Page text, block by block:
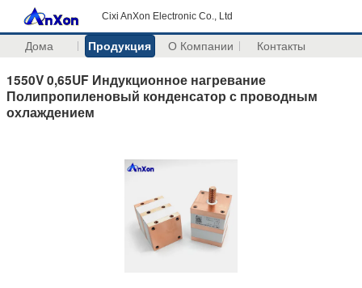
Cixi AnXon Electronic Co., Ltd
Дома Продукция О Компании Контакты
1550V 0,65UF Индукционное нагревание
Полипропиленовый конденсатор с проводным
охлаждением